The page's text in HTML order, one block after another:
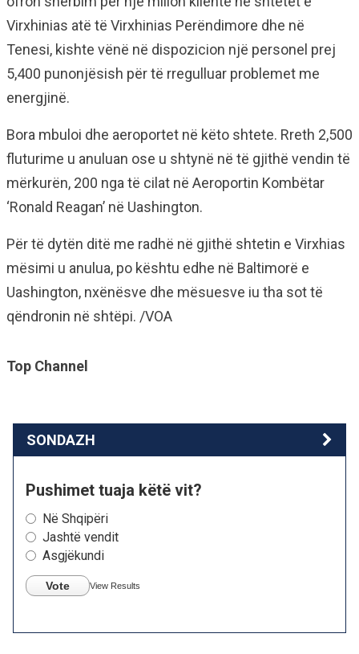
Virxhinias atë të Virxhinias Perëndimore dhe në
Tenesi, kishte vënë në dispozicion një personel prej
5,400 punonjësish për të rregulluar problemet me
energjinë.
Bora mbuloi dhe aeroportet në këto shtete. Rreth 2,500
fluturime u anuluan ose u shtynë në të gjithë vendin të
mërkurën, 200 nga të cilat në Aeroportin Kombëtar
‘Ronald Reagan’ në Uashington.
Për të dytën ditë me radhë në gjithë shtetin e Virxhias
mësimi u anulua, po kështu edhe në Baltimorë e
Uashington, nxënësve dhe mësuesve iu tha sot të
qëndronin në shtëpi. /VOA
Top Channel
SONDAZH
Pushimet tuaja këtë vit?
Në Shqipëri
Jashtë vendit
Asgjëkundi
Vote View Results